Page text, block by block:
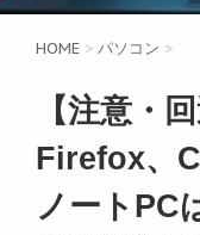
HOME > パソコン >
【注意・
Firefox、
ノートPC